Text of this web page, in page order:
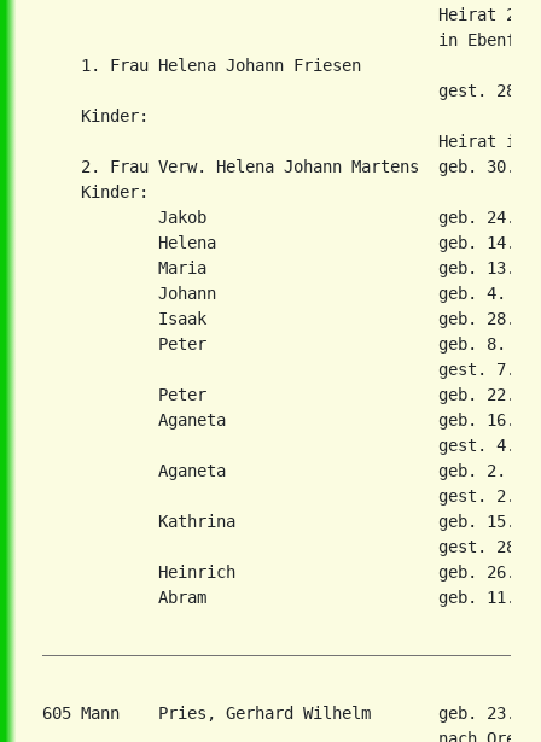
Heirat 29.
in
    1. Frau Helena Johann Friesen
gest. 28.
    Kinder:
Heirat in
2. Frau Verw. Helena Johann Martens  geb. 30.
    Kinder:
Jakob                        geb. 24.
Helena                       geb. 14.
Maria                        geb. 13.
Johann                       geb. 4.
Isaak                        geb. 28.
Peter                        geb. 8.
gest. 7.
Peter                        geb. 22.
Aganeta                      geb. 16.
gest. 4.
Aganeta                      geb. 2.
gest. 2.
Kathrina                     geb. 15.
gest. 28.
Heinrich                     geb. 26.
Abram                        geb. 11.
605 Mann    Pries, Gerhard Wilhelm       geb. 23.